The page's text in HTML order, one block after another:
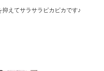
えてサラサラピカピカです♪